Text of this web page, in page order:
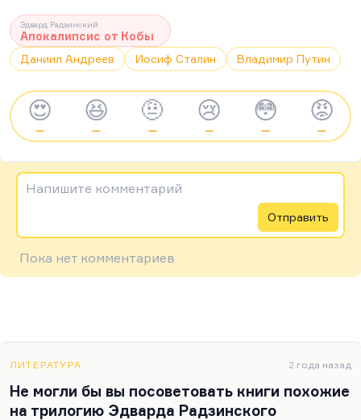
Эдвард Радзинский
Апокалипсис от Кобы
Даниил Андреев
Иосиф Сталин Владимир Путин
😍
—
😆
—
🤨
—
😢
—
😳
—
😡
—
Напишите комментарий
Отправить
Пока нет комментариев
ЛИТЕРАТУРА 2 года назад
Не могли бы вы посоветовать книги похожие
на трилогию Эдварда Радзинского